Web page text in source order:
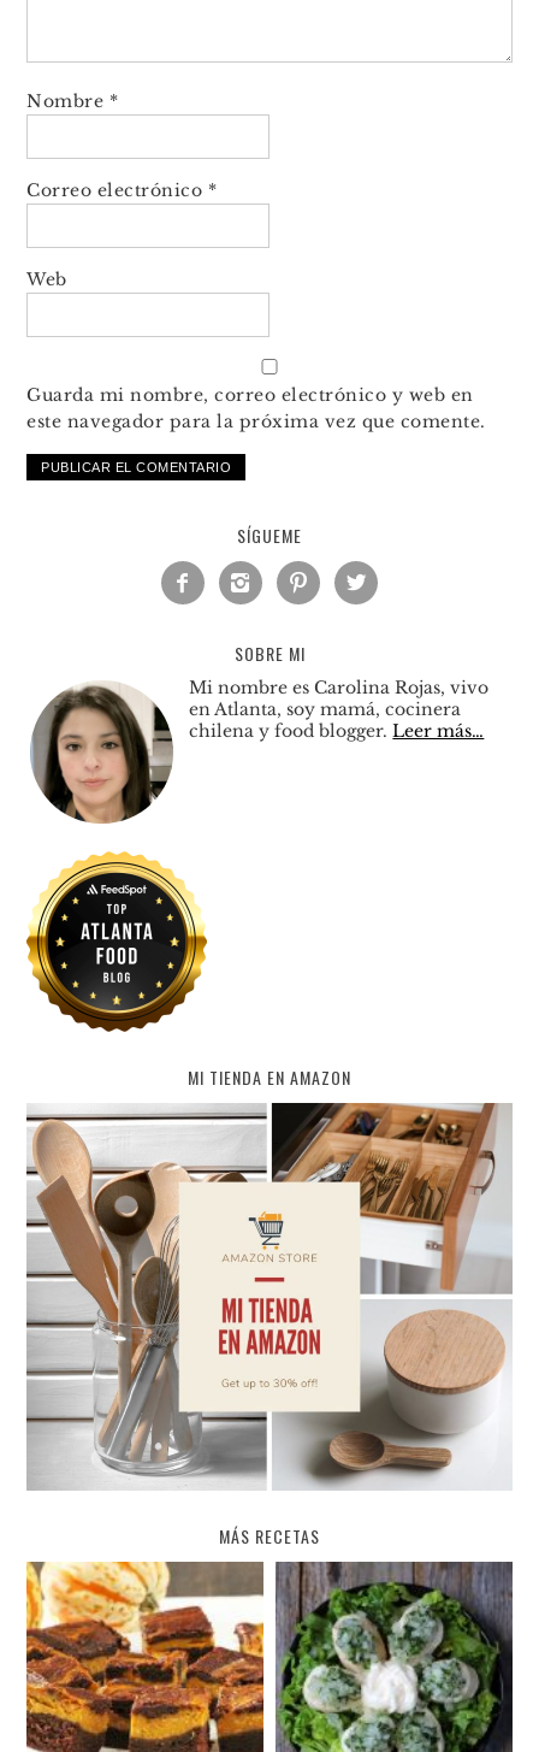
Nombre *
Correo electrónico *
Web
Guarda mi nombre, correo electrónico y web en
este navegador para la próxima vez que comente.
SÍGUEME
   
SOBRE MI
Mi nombre es Carolina Rojas, vivo
en Atlanta, soy mamá, cocinera
chilena y food blogger.Leer más…
MI TIENDA EN AMAZON
MÁS RECETAS